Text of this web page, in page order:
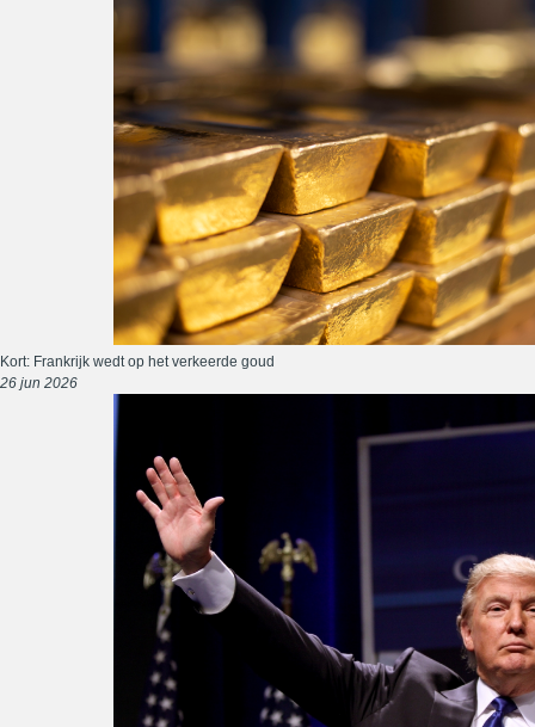
Kort: Frankrijk wedt op het verkeerde goud
26 jun 2026